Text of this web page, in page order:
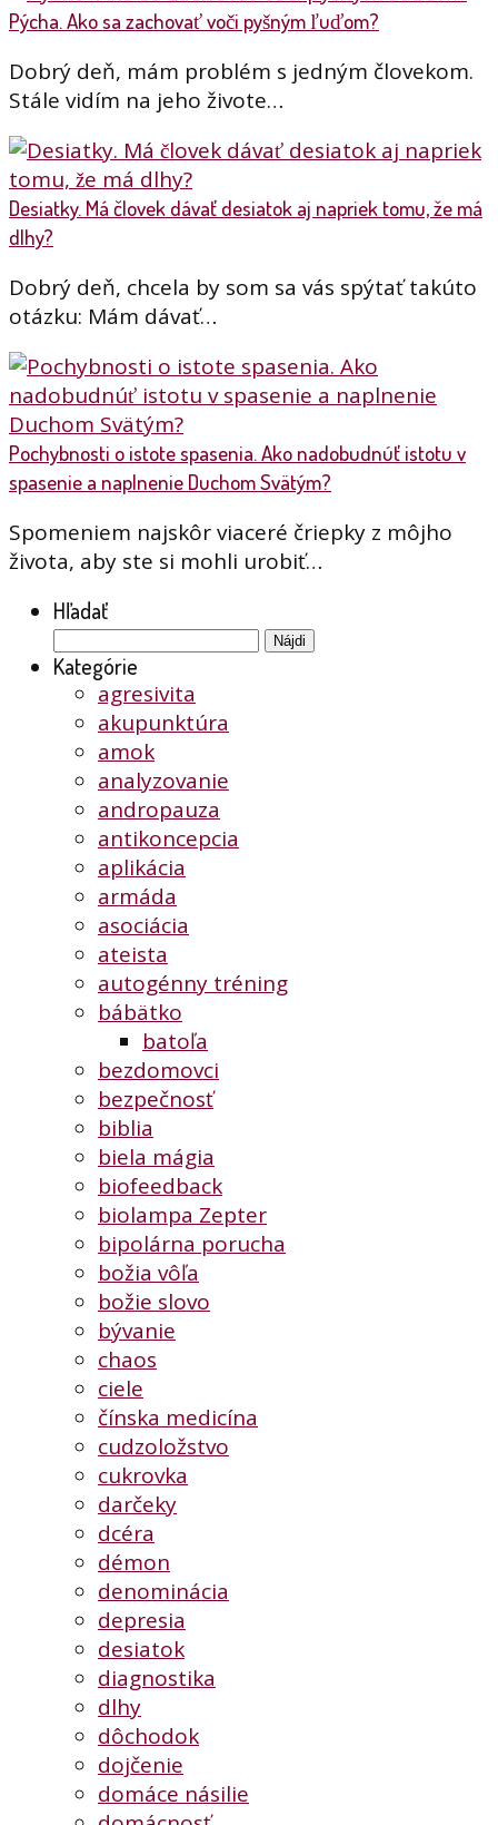
Pýcha. Ako sa zachovať voči pyšným ľuďom?
Dobrý deň, mám problém s jedným človekom.
Stále vidím na jeho živote…
Desiatky. Má človek dávať desiatok aj napriek tomu, že má
dlhy?
Dobrý deň, chcela by som sa vás spýtať takúto
otázku: Mám dávať…
Pochybnosti o istote spasenia. Ako nadobudnúť istotu v
spasenie a naplnenie Duchom Svätým?
Spomeniem najskôr viaceré čriepky z môjho
života, aby ste si mohli urobiť…
Hľadať
Hľadať:
Kategórie
agresivita
akupunktúra
amok
analyzovanie
andropauza
antikoncepcia
aplikácia
armáda
asociácia
ateista
autogénny tréning
bábätko
batoľa
bezdomovci
bezpečnosť
biblia
biela mágia
biofeedback
biolampa Zepter
bipolárna porucha
božia vôľa
božie slovo
bývanie
chaos
ciele
čínska medicína
cudzoložstvo
cukrovka
darčeky
dcéra
démon
denominácia
depresia
desiatok
diagnostika
dlhy
dôchodok
dojčenie
domáce násilie